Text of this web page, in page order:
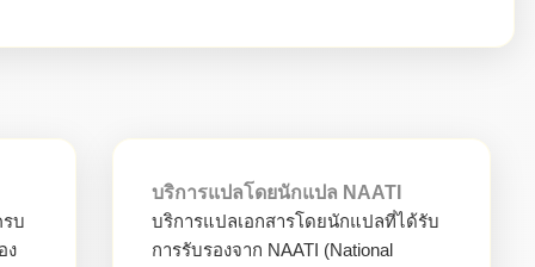
บ
ง
บริการแปลโดยนักแปล NAATI
บริการแปลเอกสารโดยนักแปลที่ได้รับ
การรับรองจาก NAATI (National